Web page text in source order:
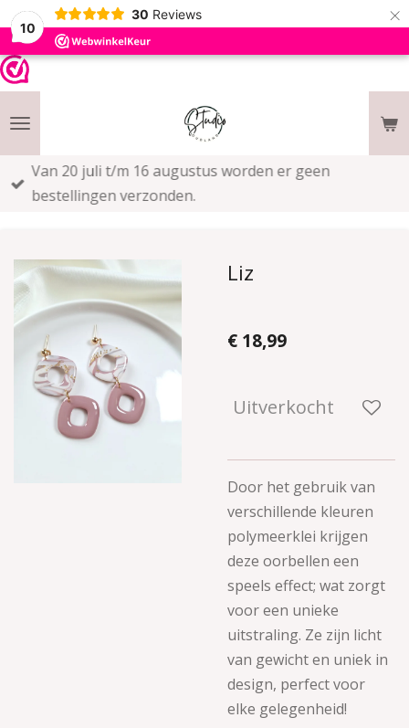
10
30 Reviews ×
Van 20 juli t/m 16 augustus worden er geen
bestellingen verzonden.
Liz
€ 18,99
Uitverkocht
Door het gebruik van
verschillende kleuren
polymeerklei krijgen
deze oorbellen een
speels effect; wat zorgt
voor een unieke
uitstraling. Ze zijn licht
van gewicht en uniek in
design, perfect voor
elke gelegenheid!